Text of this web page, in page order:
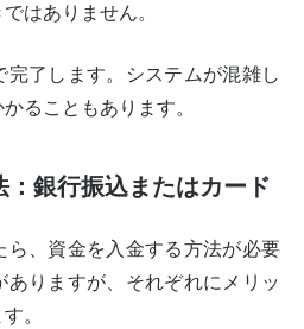
はありません。
了します。システムが混雑し
ることもあります。
：銀行振込またはカード
ら、資金を入金する方法が必要
りますが、それぞれにメリッ
。